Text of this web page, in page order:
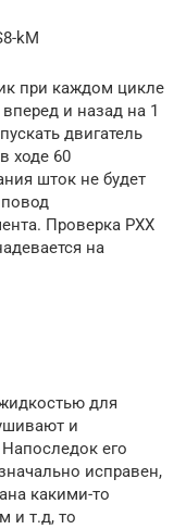
kM
при каждом цикле
и назад на 1
двигатель
ходе 60
шток не будет
повод
Проверка РХХ
на
для
и
его
исправен,
какими-то
и т.д, то